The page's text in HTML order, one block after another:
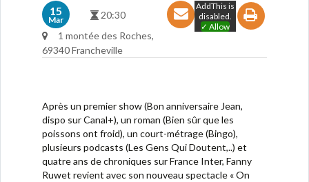
15
Mar
20:30
1 montée des Roches,
69340 Francheville
AddThis is
disabled.
✓ Allow
Après un premier show (Bon anniversaire Jean,
dispo sur Canal+), un roman (Bien sûr que les
poissons ont froid), un court-métrage (Bingo),
plusieurs podcasts (Les Gens Qui Doutent,..) et
quatre ans de chroniques sur France Inter, Fanny
Ruwet revient avec son nouveau spectacle « On